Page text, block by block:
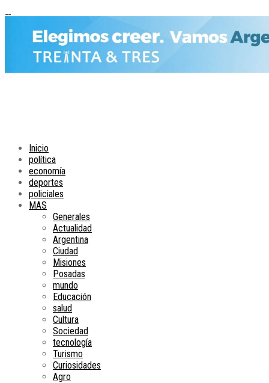
Inicio
política
economía
deportes
policiales
MAS
Generales
Actualidad
Argentina
Ciudad
Misiones
Posadas
mundo
Educación
salud
Cultura
Sociedad
tecnología
Turismo
Curiosidades
Agro